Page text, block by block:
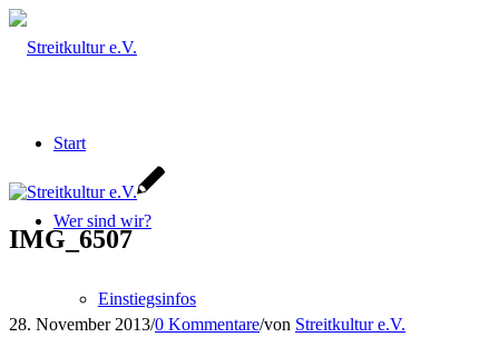
Start
Wer sind wir?
Einstiegsinfos
IMG_6507
28. November 2013/0 Kommentare/von Streitkultur e.V.